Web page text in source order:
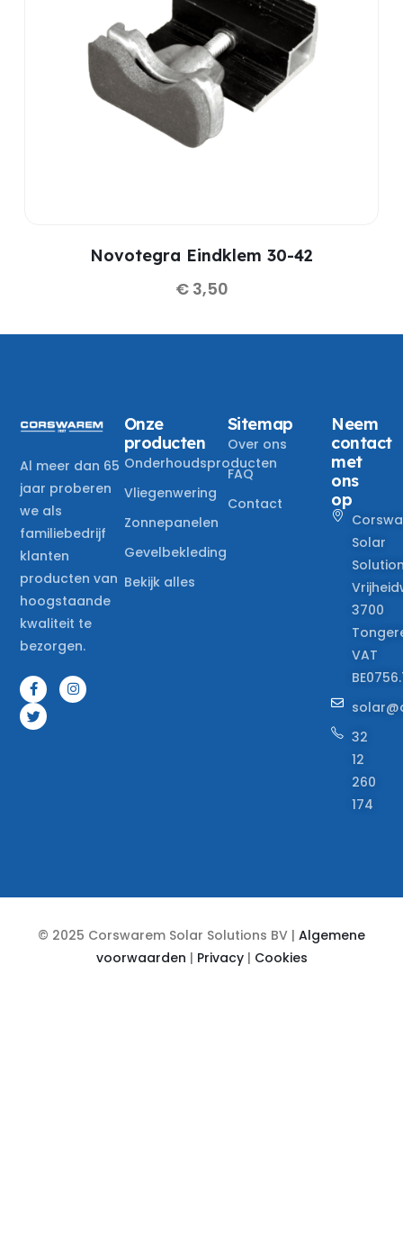
Novotegra Eindklem 30-42
€3,50
Al meer dan 65
jaar proberen
we als
familiebedrijf
klanten
producten van
hoogstaande
kwaliteit te
bezorgen.
Onze
producten
Onderhoudsproducten
Vliegenwering
Zonnepanelen
Gevelbekleding
Bekijk alles
Sitemap
Over ons
FAQ
Contact
Neem
contact
met
ons
op
Solar
3700
VAT
32
12
260
174
© 2025 Corswarem Solar Solutions BV | Algemene
voorwaarden | Privacy| Cookies